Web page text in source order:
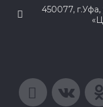
450077, г.Уфа,